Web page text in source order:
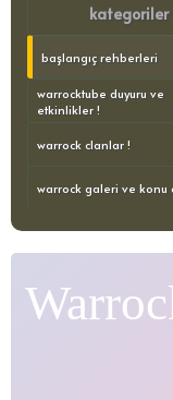
kategoriler
başlangıç rehberleri
warrocktube duyuru ve
etkinlikler !
warrock clanlar !
warrock galeri ve konu